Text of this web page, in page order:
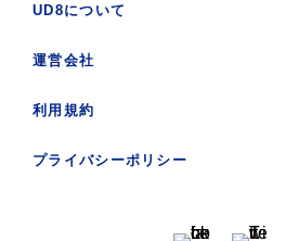
UD8について
運営会社
利用規約
プライバシーポリシー